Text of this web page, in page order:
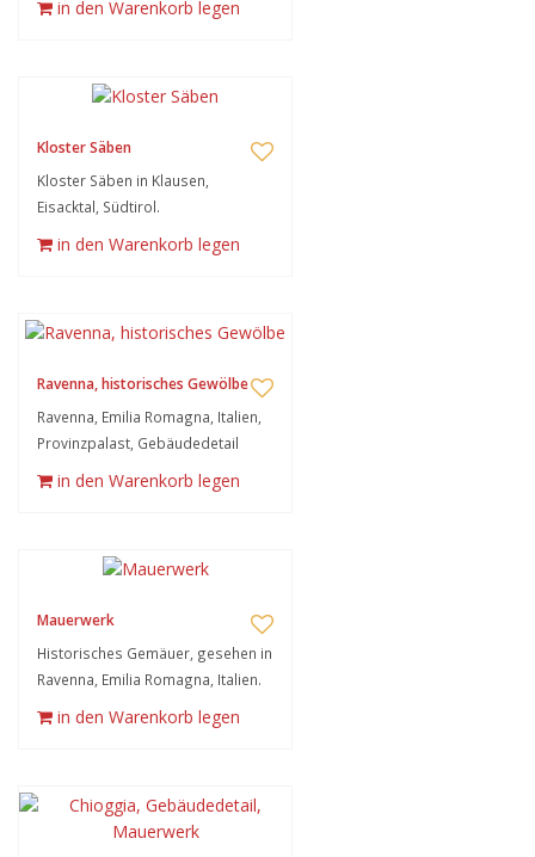
in den Warenkorb legen
Kloster Säben
Kloster Säben in Klausen,
Eisacktal, Südtirol.
in den Warenkorb legen
Ravenna, historisches Gewölbe
Ravenna, Emilia Romagna, Italien,
Provinzpalast, Gebäudedetail
in den Warenkorb legen
Mauerwerk
Historisches Gemäuer, gesehen in
Ravenna, Emilia Romagna, Italien.
in den Warenkorb legen